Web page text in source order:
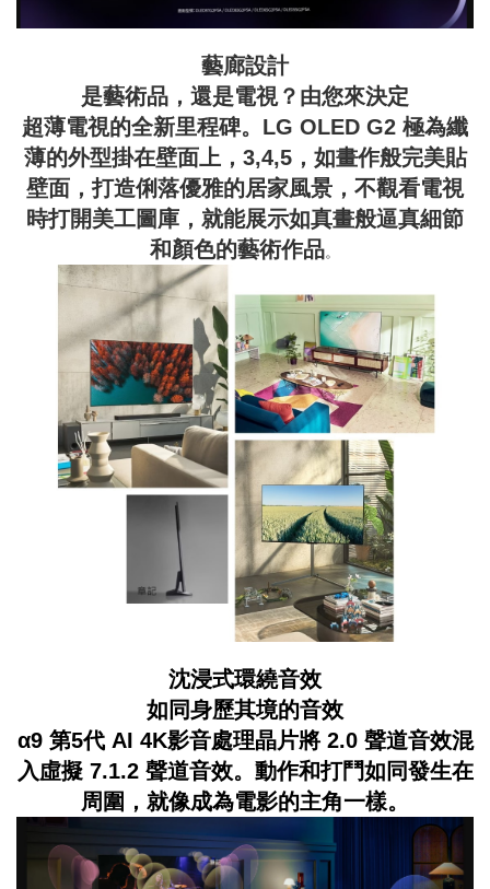
藝廊設計
是藝術品，還是電視？由您來決定
超薄電視的全新里程碑。LG OLED G2 極為纖
薄的外型掛在壁面上，3,4,5，如畫作般完美貼
壁面，打造俐落優雅的居家風景，不觀看電視
時打開美工圖庫，就能展示如真畫般逼真細節
和顏色的藝術作品。
沈浸式環繞音效
如同身歷其境的音效
α9 第5代 AI 4K影音處理晶片將 2.0 聲道音效混
入虛擬 7.1.2 聲道音效。動作和打鬥如同發生在
周圍，就像成為電影的主角一樣。